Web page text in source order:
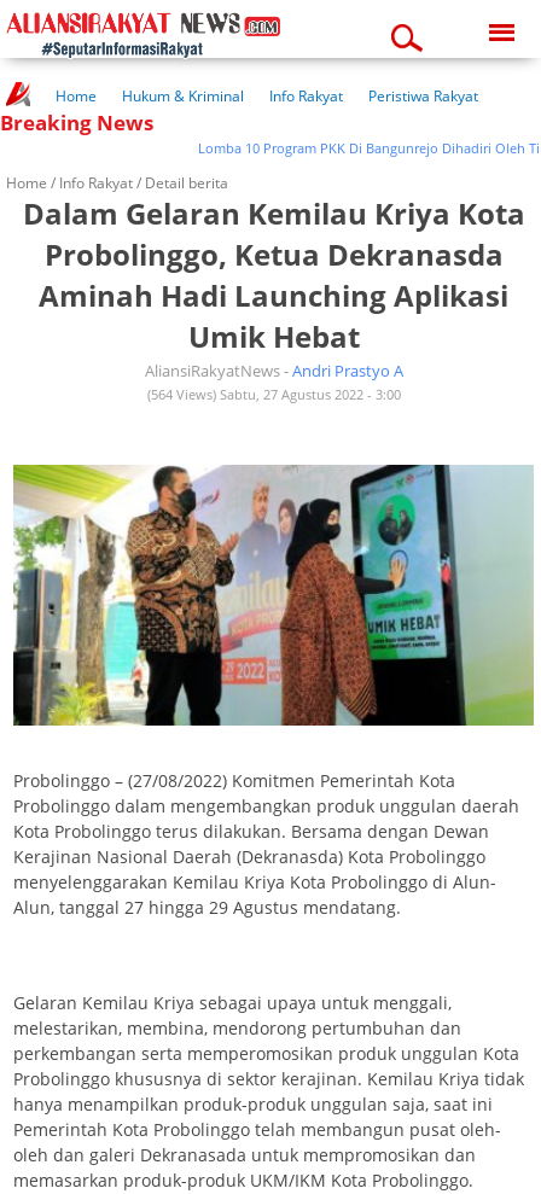
04:27:59 pm
Home Hukum & Kriminal Info Rakyat
Peristiwa Rakyat
Kuliner Rakyat
Wisata Rakyat
Kesehatan
Breaking News
Lomba 10 Program PKK Di Bangunrejo Dihadiri Oleh Tim
Home / Info Rakyat/ Detail berita
Dalam Gelaran Kemilau Kriya Kota
Probolinggo, Ketua Dekranasda
Aminah Hadi Launching Aplikasi
Umik Hebat
AliansiRakyatNews -Andri Prastyo A
(564 Views) Sabtu, 27 Agustus 2022 - 3:00
Probolinggo – (27/08/2022) Komitmen Pemerintah Kota
Probolinggo dalam mengembangkan produk unggulan daerah
Kota Probolinggo terus dilakukan. Bersama dengan Dewan
Kerajinan Nasional Daerah (Dekranasda) Kota Probolinggo
menyelenggarakan Kemilau Kriya Kota Probolinggo di Alun-
Alun, tanggal 27 hingga 29 Agustus mendatang.
Gelaran Kemilau Kriya sebagai upaya untuk menggali,
melestarikan, membina, mendorong pertumbuhan dan
perkembangan serta memperomosikan produk unggulan Kota
Probolinggo khususnya di sektor kerajinan. Kemilau Kriya tidak
hanya menampilkan produk-produk unggulan saja, saat ini
Pemerintah Kota Probolinggo telah membangun pusat oleh-
oleh dan galeri Dekranasada untuk mempromosikan dan
memasarkan produk-produk UKM/IKM Kota Probolinggo.